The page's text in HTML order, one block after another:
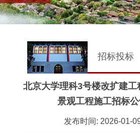
招标投标
北京大学理科3号楼改扩建工
景观工程施工招标
发布时间: 2026-01-